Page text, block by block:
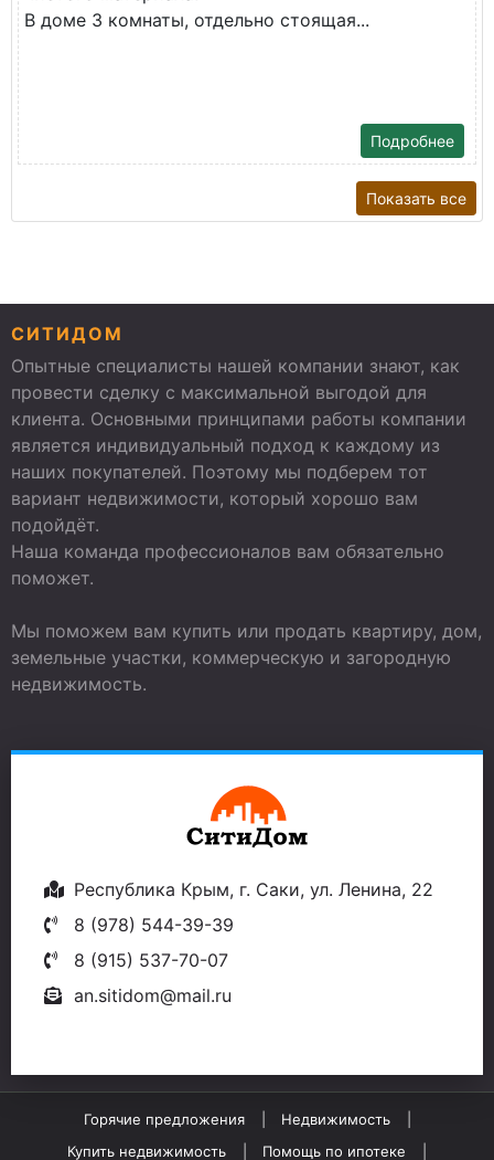
В доме 3 комнаты, отдельно стоящая...
Подробнее
Показать все
СИТИДОМ
Опытные специалисты нашей компании знают, как
провести сделку с максимальной выгодой для
клиента. Основными принципами работы компании
является индивидуальный подход к каждому из
наших покупателей. Поэтому мы подберем тот
вариант недвижимости, который хорошо вам
подойдёт.
Наша команда профессионалов вам обязательно
поможет.
Мы поможем вам купить или продать квартиру, дом,
земельные участки, коммерческую и загородную
недвижимость.
Республика Крым, г. Саки, ул. Ленина, 22
8 (978) 544-39-39
8 (915) 537-70-07
an.sitidom@mail.ru
Горячие предложения
Недвижимость
Купить недвижимость
Помощь по ипотеке